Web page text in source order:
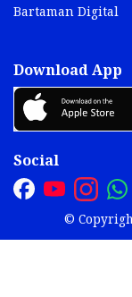
Bartaman Digital
Download App
Social
©